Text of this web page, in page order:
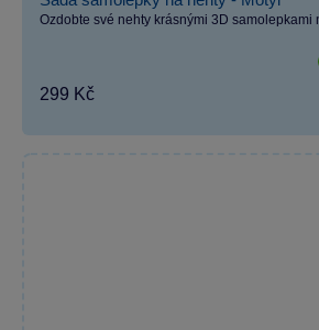
Ozdobte své nehty krásnými 3D samolepkami
299 Kč